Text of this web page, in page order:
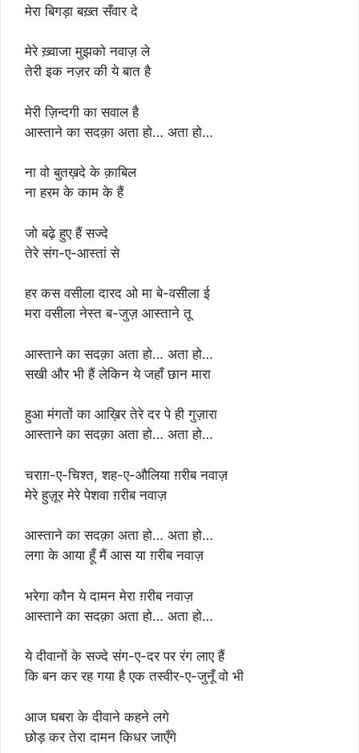
मेरा बिगड़ा बख़्त सँवार दे
मेरे ख़्वाजा मुझको नवाज़ ले
तेरी इक नज़र की ये बात है
मेरी ज़िन्दगी का सवाल है
आस्ताने का सदक़ा अता हो… अता हो…
ना वो बुतख़दे के क़ाबिल
ना हरम के काम के हैं
जो बढ़े हुए हैं सज्दे
तेरे संग-ए-आस्तां से
हर कस वसीला दारद ओ मा बे-वसीला ई
मरा वसीला नेस्त ब-जुज़ आस्ताने तू
आस्ताने का सदक़ा अता हो… अता हो…
सखी और भी हैं लेकिन ये जहाँ छान मारा
हुआ मंगतों का आख़िर तेरे दर पे ही गुज़ारा
आस्ताने का सदक़ा अता हो… अता हो…
चराग़-ए-चिश्त, शह-ए-औलिया ग़रीब नवाज़
मेरे हुज़ूर मेरे पेशवा ग़रीब नवाज़
आस्ताने का सदक़ा अता हो… अता हो…
लगा के आया हूँ मैं आस या ग़रीब नवाज़
भरेगा कौन ये दामन मेरा ग़रीब नवाज़
आस्ताने का सदक़ा अता हो… अता हो…
ये दीवानों के सज्दे संग-ए-दर पर रंग लाए हैं
कि बन कर रह गया है एक तस्वीर-ए-जुनूँ वो भी
आज घबरा के दीवाने कहने लगे
छोड़ कर तेरा दामन किधर जाएँगे